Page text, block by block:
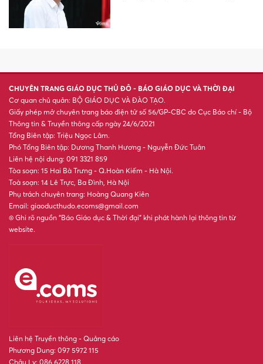
CHUYÊN TRANG GIÁO DỤC THỦ ĐÔ - BÁO GIÁO DỤC VÀ THỜI ĐẠI
Cơ quan chủ quản: BỘ GIÁO DỤC VÀ ĐÀO TẠO.
Giấy phép mở chuyên trang báo điện tử số 56/GP-CBC do Cục Báo chí - Bộ
Thông tin & Truyền thông cấp ngày 24/6/2021
Tổng Biên tập: Triệu Ngọc Lâm.
Phó Tổng Biên tập: Dương Thanh Hương - Nguyễn Đức Tuân
Liên hệ nội dung: 091 3321 859
Tòa soạn: 15 Hai Bà Trưng - Q.Hoàn Kiếm - Hà Nội.
Toà soạn: 14 Lê Trực, Ba Đình, Hà Nội
Phụ trách chuyên trang: Hoàng Quang Kiên
Email: giaoducthudo.ecoms@gmail.com
® Ghi rõ nguồn “Báo Giáo dục & Thời đại” khi phát hành lại thông tin từ
website.
Liên hệ Truyền thông - Quảng cáo
Phương Dung: 097 5972 115
Châu Ly: 086 6228 118